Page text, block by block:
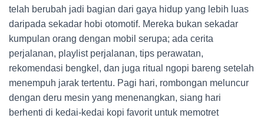
telah berubah jadi bagian dari gaya hidup yang lebih luas
daripada sekadar hobi otomotif. Mereka bukan sekadar
kumpulan orang dengan mobil serupa; ada cerita
perjalanan, playlist perjalanan, tips perawatan,
rekomendasi bengkel, dan juga ritual ngopi bareng setelah
menempuh jarak tertentu. Pagi hari, rombongan meluncur
dengan deru mesin yang menenangkan, siang hari
berhenti di kedai-kedai kopi favorit untuk memotret